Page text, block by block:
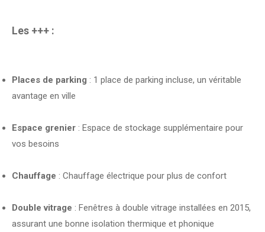
Les +++ :
Places de parking : 1 place de parking incluse, un véritable
avantage en ville
Espace grenier : Espace de stockage supplémentaire pour
vos besoins
Chauffage : Chauffage électrique pour plus de confort
Double vitrage : Fenêtres à double vitrage installées en 2015,
assurant une bonne isolation thermique et phonique